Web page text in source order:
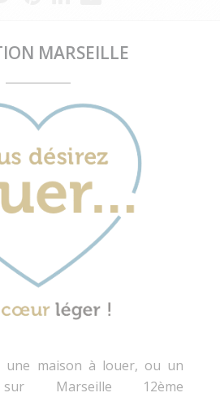
MARSEILLE
une maison à louer, ou un
sur Marseille 12ème